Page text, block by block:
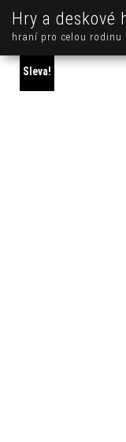
Hry a deskové
hraní pro celou rodinu
Sleva!